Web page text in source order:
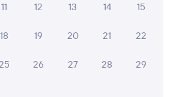
хороший молодой вежливый
11 12 13 14 15
18 19 20 21 22
25 26 27 28 29